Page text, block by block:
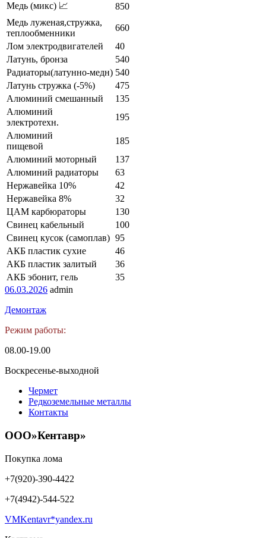
Медь (микс) 📈
850
Медь луженая,стружка,
теплообменники
660
Лом электродвигателей
40
Латунь, бронза
540
Радиаторы(латунно-медн) 540
Латунь стружка (-5%)
475
Алюминий смешанный
135
Алюминий
электротехн.
195
Алюминий
пищевой
185
Алюминий моторный
137
Алюминий радиаторы
63
Нержавейка 10%
42
Нержавейка 8%
32
ЦАМ карбюраторы
130
Свинец кабельный
100
Свинец кусок (самоплав) 95
АКБ пластик сухие
46
АКБ пластик залитый
36
АКБ эбонит, гель
35
06.03.2026 admin
Демонтаж
Режим работы:
08.00-19.00
Воскресенье-выходной
Чермет
Редкоземельные металлы
Контакты
ООО»Кентавр»
Покупка лома
+7(920)-390-4422
+7(4942)-544-522
VMKentavr*yandex.ru